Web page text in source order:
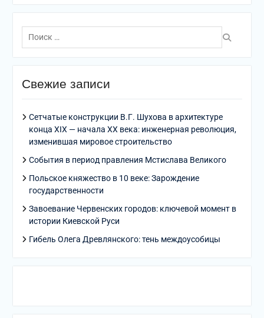
Поиск
по:
Свежие записи
Сетчатые конструкции В.Г. Шухова в архитектуре
конца XIX — начала XX века: инженерная революция,
изменившая мировое строительство
События в период правления Мстислава Великого
Польское княжество в 10 веке: Зарождение
государственности
Завоевание Червенских городов: ключевой момент в
истории Киевской Руси
Гибель Олега Древлянского: тень междоусобицы